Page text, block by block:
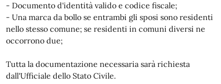
- Documento d'identità valido e codice fiscale;
- Una marca da bollo se entrambi gli sposi sono residenti
nello stesso comune; se residenti in comuni diversi ne
occorrono due;
Tutta la documentazione necessaria sarà richiesta
dall'Ufficiale dello Stato Civile.